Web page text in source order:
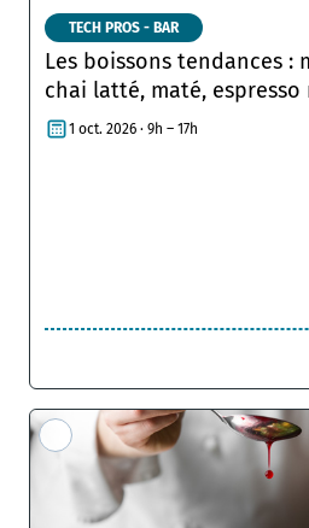
TECH PROS - BAR
Les boissons tendances :
chai latté, maté,
1 oct. 2026 · 9h – 17h